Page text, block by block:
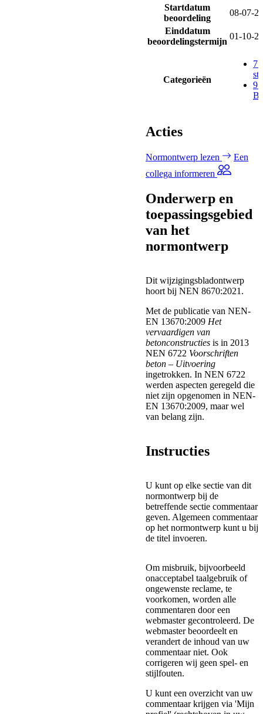
Startdatum
beoordeling
08-07-
Einddatum
beoordelingstermijn
01-10-
Categorieën
Acties
Normontwerp lezen
Een
collega informeren
Onderwerp en
toepassingsgebied
van het
normontwerp
Dit wijzigingsbladontwerp
hoort bij NEN 8670:2021.
Met de publicatie van NEN-
EN 13670:2009 Het
vervaardigen van
betonconstructies is in 2013
NEN 6722 Voorschriften
beton – Uitvoering
ingetrokken. In NEN 6722
werden aspecten geregeld die
niet zijn opgenomen in NEN-
EN 13670:2009, maar wel
van belang zijn.
Instructies
U kunt op elke sectie van dit
normontwerp bij de
betreffende sectie commentaar
geven. Algemeen commentaar
op het normontwerp kunt u bij
de titel invoeren.
Om misbruik, bijvoorbeeld
onacceptabel taalgebruik of
ongewenste reclame, te
voorkomen, worden alle
commentaren door een
webmaster gecontroleerd. De
webmaster beoordeelt en
verandert de inhoud van uw
commentaar niet. Ook
corrigeren wij geen spel- en
stijlfouten.
U kunt een overzicht van uw
commentaar krijgen via 'Mijn